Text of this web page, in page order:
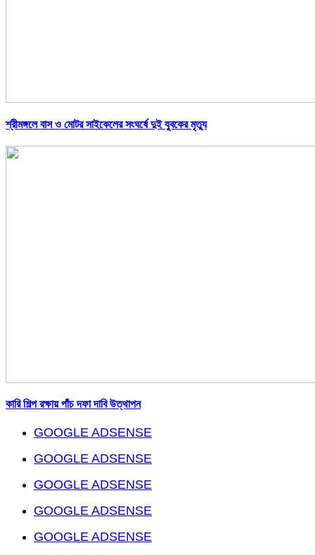
শ্রীমঙ্গলে বাস ও মোটর সাইকেলের সংঘর্ষে দুই যুবকের মৃত্যু
কারি শিল্প রক্ষায় পাঁচ দফা দাবি উত্থাপন
GOOGLE ADSENSE
GOOGLE ADSENSE
GOOGLE ADSENSE
GOOGLE ADSENSE
GOOGLE ADSENSE